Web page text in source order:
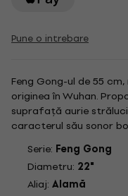
Pune o intrebare
Feng Gong-ul de 55
originea în Wuhan.
suprafață aurie
caracterul său sonor
Serie: Feng Gong
Diametru: 22"
Aliaj: Alamă